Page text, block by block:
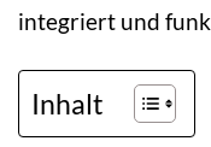
integriert und
Inhalt